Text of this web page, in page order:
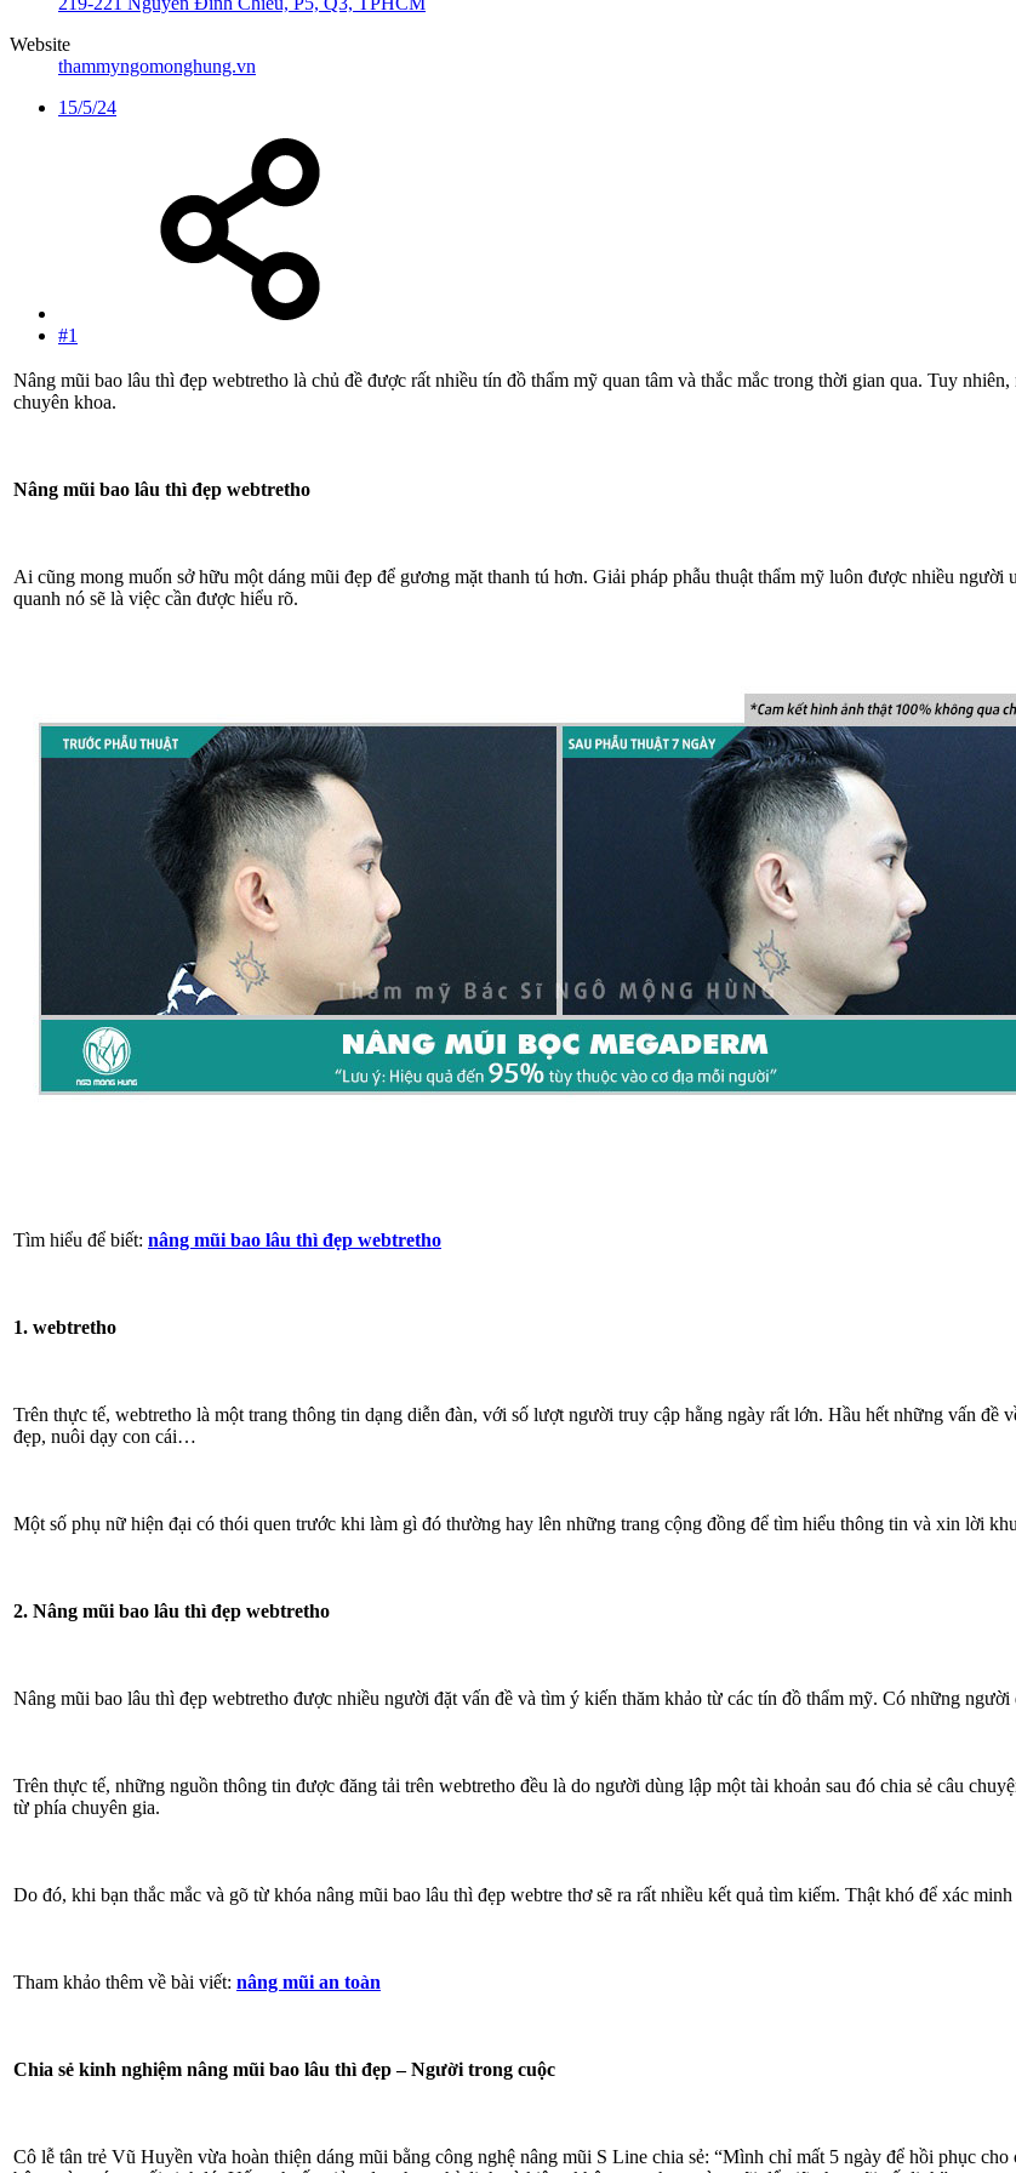
Website
thammyngomonghung.vn
15/5/24
#1
Nâng mũi bao lâu thì đẹp webtretho là chủ đề được rất nhiều tín đồ thẩm mỹ quan tâm và thắc mắc trong thời gian qua. Tuy
chuyên khoa.
Nâng mũi bao lâu thì đẹp webtretho
Ai cũng mong muốn sở hữu một dáng mũi đẹp để gương mặt thanh tú hơn. Giải pháp phẫu thuật thẩm mỹ luôn được nhiều
quanh nó sẽ là việc cần được hiểu rõ.
Tìm hiểu để biết: nâng mũi bao lâu thì đẹp webtretho
1. webtretho
Trên thực tế, webtretho là một trang thông tin dạng diễn đàn, với số lượt người truy cập hằng ngày rất lớn. Hầu hết những vấn đề
đẹp, nuôi dạy con cái…
Một số phụ nữ hiện đại có thói quen trước khi làm gì đó thường hay lên những trang cộng đồng để tìm hiểu thông tin và xin lời
2. Nâng mũi bao lâu thì đẹp webtretho
Nâng mũi bao lâu thì đẹp webtretho được nhiều người đặt vấn đề và tìm ý kiến thăm khảo từ các tín đồ thẩm mỹ. Có những
Trên thực tế, những nguồn thông tin được đăng tải trên webtretho đều là do người dùng lập một tài khoản sau đó chia sẻ câu
từ phía chuyên gia.
Do đó, khi bạn thắc mắc và gõ từ khóa nâng mũi bao lâu thì đẹp webtre thơ sẽ ra rất nhiều kết quả tìm kiếm. Thật khó để xác
Tham khảo thêm về bài viết: nâng mũi an toàn
Chia sẻ kinh nghiệm nâng mũi bao lâu thì đẹp – Người trong cuộc
Cô lễ tân trẻ Vũ Huyền vừa hoàn thiện dáng mũi bằng công nghệ nâng mũi S Line chia sẻ: “Mình chỉ mất 5 ngày để hồi phục